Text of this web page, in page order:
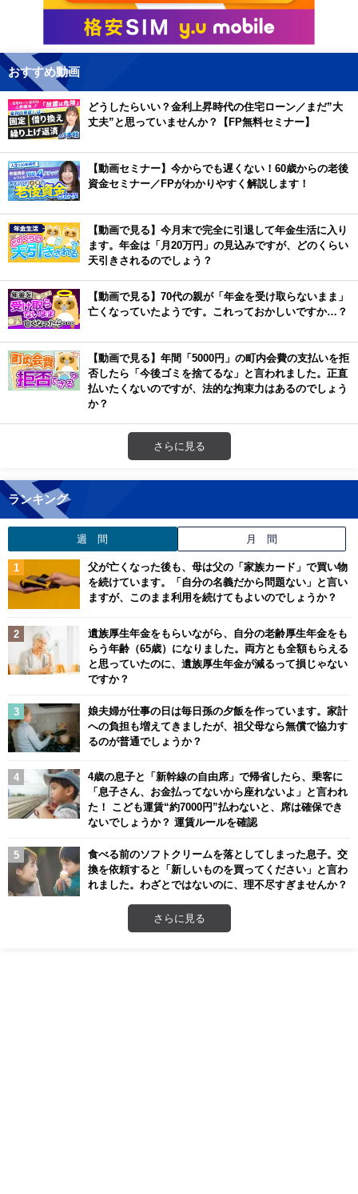
おすすめ動画
どうしたらいい？金利上昇時代の住宅ローン／まだ”大
丈夫”と思っていませんか？【FP無料セミナー】
【動画セミナー】今からでも遅くない！60歳からの老後
資金セミナー／FPがわかりやすく解説します！
【動画で見る】今月末で完全に引退して年金生活に入り
ます。年金は「月20万円」の見込みですが、どのくらい
天引きされるのでしょう？
【動画で見る】70代の親が「年金を受け取らないまま」
亡くなっていたようです。これっておかしいですか…？
【動画で見る】年間「5000円」の町内会費の支払いを拒
否したら「今後ゴミを捨てるな」と言われました。正直
払いたくないのですが、法的な拘束力はあるのでしょう
か？
さらに見る
ランキング
週 間 月 間
父が亡くなった後も、母は父の「家族カード」で買い物
を続けています。「自分の名義だから問題ない」と言い
ますが、このまま利用を続けてもよいのでしょうか？
遺族厚生年金をもらいながら、自分の老齢厚生年金をも
らう年齢（65歳）になりました。両方とも全額もらえる
と思っていたのに、遺族厚生年金が減るって損じゃない
ですか？
娘夫婦が仕事の日は毎日孫の夕飯を作っています。家計
への負担も増えてきましたが、祖父母なら無償で協力す
るのが普通でしょうか？
4歳の息子と「新幹線の自由席」で帰省したら、乗客に
「息子さん、お金払ってないから座れないよ」と言われ
た！ こども運賃“約7000円”払わないと、席は確保でき
ないでしょうか？ 運賃ルールを確認
食べる前のソフトクリームを落としてしまった息子。交
換を依頼すると「新しいものを買ってください」と言わ
れました。わざとではないのに、理不尽すぎませんか？
さらに見る